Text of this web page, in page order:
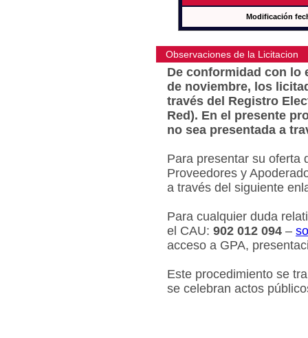
Modificación
Observaciones de la Licitacion
De conformidad con lo
de noviembre, los
través del Registro
Red). En el presente
no sea presentada a
Para presentar su oferta
Proveedores y
a través del siguiente
Para cualquier duda
el CAU: 902 012 094 –
acceso a GPA,
Este procedimiento se
se celebran actos